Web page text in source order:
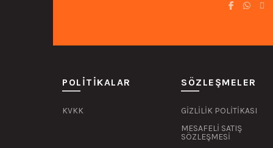
POLITIKALAR
KVKK
SÖZLEŞMELER
GİZLİLİK POLİTİKASI
MESAFELİ SATIŞ
SÖZLEŞMESİ